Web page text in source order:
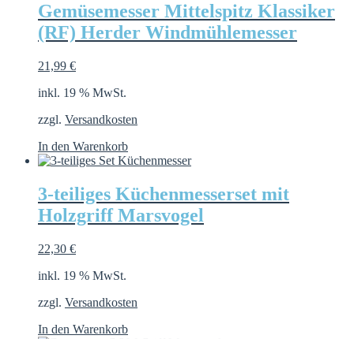
Gemüsemesser Mittelspitz Klassiker
(RF) Herder Windmühlemesser
21,99 €
inkl. 19 % MwSt.
zzgl. Versandkosten
In den Warenkorb
3-teiliges Küchenmesserset mit
Holzgriff Marsvogel
22,30 €
inkl. 19 % MwSt.
zzgl. Versandkosten
In den Warenkorb